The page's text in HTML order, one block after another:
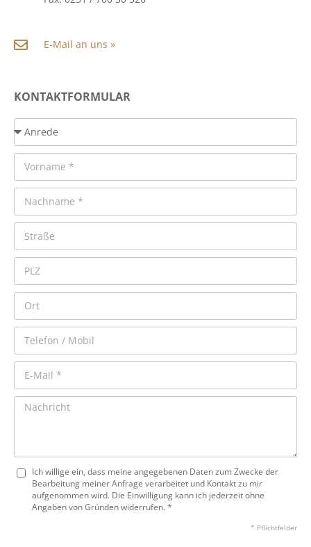
E-Mail an uns »
KONTAKTFORMULAR
Ich willige ein, dass meine angegebenen Daten zum Zwecke der
Bearbeitung meiner Anfrage verarbeitet und Kontakt zu mir
aufgenommen wird. Die Einwilligung kann ich jederzeit ohne
Angaben von Gründen widerrufen. *
* Pflichtfelder